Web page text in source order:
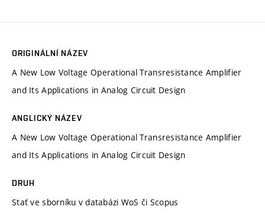
ORIGINÁLNÍ NÁZEV
A New Low Voltage Operational Transresistance Amplifier
and Its Applications in Analog Circuit Design
ANGLICKÝ NÁZEV
A New Low Voltage Operational Transresistance Amplifier
and Its Applications in Analog Circuit Design
DRUH
Stať ve sborníku v databázi WoS či Scopus